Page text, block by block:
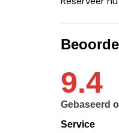
9.4
Gebaseerd
Service